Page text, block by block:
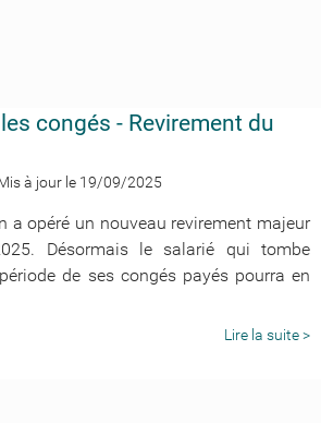
congés - Revirement du
à jour le 19/09/2025
a opéré un nouveau revirement majeur
Désormais le salarié qui tombe
de ses congés payés pourra en
Lire la suite >